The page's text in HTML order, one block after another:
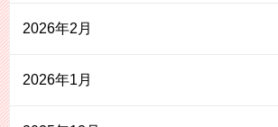
2026年2月
2026年1月